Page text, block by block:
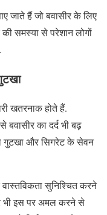
जाते हैं जो बवासीर के लिए
की समस्या से परेशान लोगों
खतरनाक होते हैं.
का दर्द भी बढ़
गुटखा और सिगरेट के सेवन
सुनिश्चित करने
भी इस पर अमल करने से